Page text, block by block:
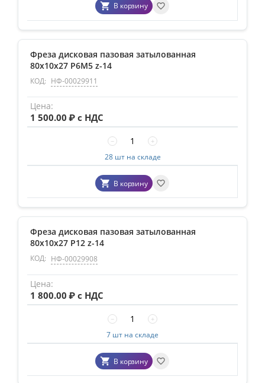
В корзину
Фреза дисковая пазовая затылованная
80х10х27 Р6М5 z-14
КОД: НФ-00029911
1 500.00 ₽ с НДС
+
−
28 шт на складе
В корзину
Фреза дисковая пазовая затылованная
80х10х27 Р12 z-14
КОД: НФ-00029908
1 800.00 ₽ с НДС
+
−
7 шт на складе
В корзину